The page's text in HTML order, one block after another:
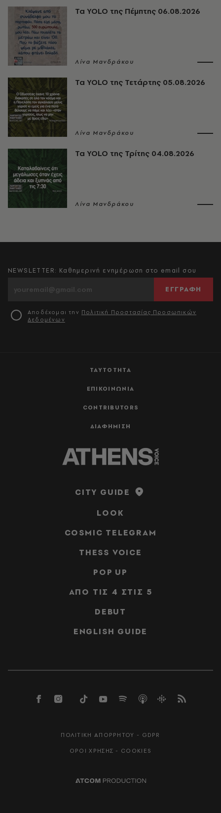
Τα YOLO της Πέμπτης 06.08.2026
Λίνα Μανδράκου
Τα YOLO της Τετάρτης 05.08.2026
Λίνα Μανδράκου
Τα YOLO της Τρίτης 04.08.2026
Λίνα Μανδράκου
ΤΑΥΤΟΤΗΤΑ
ΕΠΙΚΟΙΝΩΝΙΑ
CONTRIBUTORS
ΔΙΑΦΗΜΙΣΗ
NEWSLETTER: Καθημερινή ενημέρωση στο email σου
ΕΓΓΡΑΦΗ
Αποδέχομαι την Πολιτική Προστασίας Προσωπικών
Δεδομένων
CITY GUIDE
LOOK
COSMIC TELEGRAM
THESS VOICE
POP UP
ΑΠΟ ΤΙΣ 4 ΣΤΙΣ 5
DEBUT
ENGLISH GUIDE
ΠΟΛΙΤΙΚΗ ΑΠΟΡΡΗΤΟΥ - GDPR
ΟΡΟΙ ΧΡΗΣΗΣ - COOKIES